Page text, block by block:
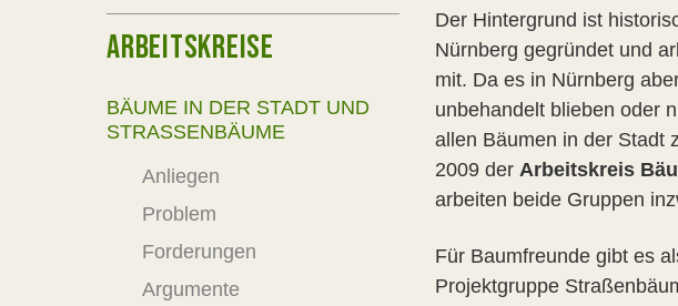
Der Hintergrund ist
Nürnberg gegründet und
mit. Da es in Nürnberg
unbehandelt blieben oder
allen Bäumen in der Stadt
2009 der Arbeitskreis
arbeiten beide Gruppen
Für Baumfreunde gibt es
Projektgruppe
ARBEITSKREISE
BÄUME IN DER STADT UND
STRASSENBÄUME
Anliegen
Problem
Forderungen
Argumente